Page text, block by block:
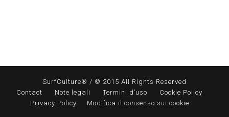
SurfCulture® / © 2015 All Rights Reserved
Contact
Note legali Termini d’uso
Cookie Policy
Privacy Policy
Modifica il consenso sui cookie